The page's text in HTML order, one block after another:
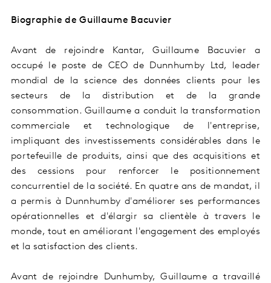
Biographie de Guillaume Bacuvier
Avant de rejoindre Kantar, Guillaume Bacuvier a
occupé le poste de CEO de Dunnhumby Ltd, leader
mondial de la science des données clients pour les
secteurs de la distribution et de la grande
consommation. Guillaume a conduit la transformation
commerciale et technologique de l'entreprise,
impliquant des investissements considérables dans le
portefeuille de produits, ainsi que des acquisitions et
des cessions pour renforcer le positionnement
concurrentiel de la société. En quatre ans de mandat, il
a permis à Dunnhumby d'améliorer ses performances
opérationnelles et d'élargir sa clientèle à travers le
monde, tout en améliorant l'engagement des employés
et la satisfaction des clients.
Avant de rejoindre Dunhumby, Guillaume a travaillé